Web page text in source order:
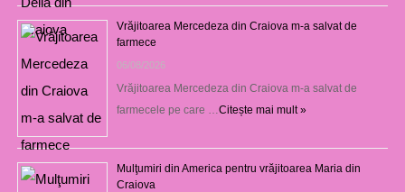
Vrăjitoarea Mercedeza din Craiova m-a salvat de
farmece
06/08/2026
Vrăjitoarea Mercedeza din Craiova m-a salvat de
farmecele pe care … Citește mai mult »
Mulţumiri din America pentru vrăjitoarea Maria din
Craiova